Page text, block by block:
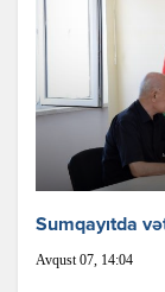
Sumqayıtda
Avqust 07, 14:04